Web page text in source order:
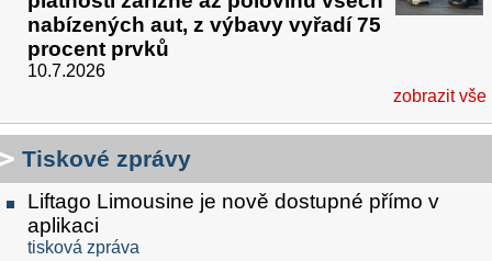
nabízených aut, z výbavy vyřadí 75
procent prvků
10.7.2026
zobrazit vše
Tiskové zprávy
Liftago Limousine je nově dostupné přímo v
aplikaci
tisková zpráva